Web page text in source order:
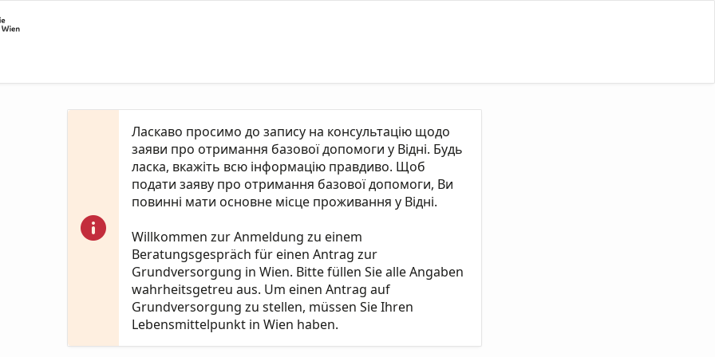
Ласкаво просимо до запису на консультацію щодо
заяви про отримання базової допомоги у Відні. Будь
ласка, вкажіть всю інформацію правдиво. Щоб
подати заяву про отримання базової допомоги, Ви
повинні мати основне місце проживання у Відні.
Willkommen zur Anmeldung zu einem
Beratungsgespräch für einen Antrag zur
Grundversorgung in Wien. Bitte füllen Sie alle Angaben
wahrheitsgetreu aus. Um einen Antrag auf
Grundversorgung zu stellen, müssen Sie Ihren
Lebensmittelpunkt in Wien haben.